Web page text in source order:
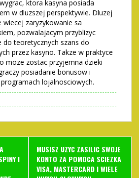
ktora kasyna posiada
w dluzszej perspektywie. Dluzej
wiecej zaryzykowanie sa
pozwalajacym przyblizyc
do teoretycznych szans do
przez kasyno. Takze w praktyce
moze zostac przyjemna dzieki
posiadanie bonusow i
lojalnosciowych.
I
MUSISZ UZYC ZASILIC SWOJE
KONTO ZA POMOCA SCIEZKA
VISA, MASTERCARD I WIELE